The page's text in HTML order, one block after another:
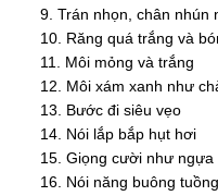
Trán nhọn, chân nhún
Răng quá trắng và
Môi mỏng và trắng
Môi xám xanh như
Bước đi siêu vẹo
Nói lắp bắp hụt hơi
Giọng cười như ngựa
Nói năng buông